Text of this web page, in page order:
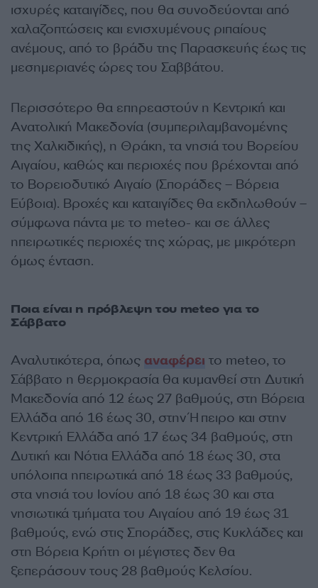
ισχυρές καταιγίδες, που θα συνοδεύονται από
χαλαζοπτώσεις και ενισχυμένους ριπαίους
ανέμους, από το βράδυ της Παρασκευής έως τις
μεσημεριανές ώρες του Σαββάτου.
Περισσότερο θα επηρεαστούν η Κεντρική και
Ανατολική Μακεδονία (συμπεριλαμβανομένης
της Χαλκιδικής), η Θράκη, τα νησιά του Βορείου
Αιγαίου, καθώς και περιοχές που βρέχονται από
το Βορειοδυτικό Αιγαίο (Σποράδες – Βόρεια
Εύβοια). Βροχές και καταιγίδες θα εκδηλωθούν –
σύμφωνα πάντα με το meteo- και σε άλλες
ηπειρωτικές περιοχές της χώρας, με μικρότερη
όμως ένταση.
Ποια είναι η πρόβλεψη του meteo για το
Σάββατο
Αναλυτικότερα, όπως αναφέρει το meteo, το
Σάββατο η θερμοκρασία θα κυμανθεί στη Δυτική
Μακεδονία από 12 έως 27 βαθμούς, στη Βόρεια
Ελλάδα από 16 έως 30, στην Ήπειρο και στην
Κεντρική Ελλάδα από 17 έως 34 βαθμούς, στη
Δυτική και Νότια Ελλάδα από 18 έως 30, στα
υπόλοιπα ηπειρωτικά από 18 έως 33 βαθμούς,
στα νησιά του Ιονίου από 18 έως 30 και στα
νησιωτικά τμήματα του Αιγαίου από 19 έως 31
βαθμούς, ενώ στις Σποράδες, στις Κυκλάδες και
στη Βόρεια Κρήτη οι μέγιστες δεν θα
ξεπεράσουν τους 28 βαθμούς Κελσίου.